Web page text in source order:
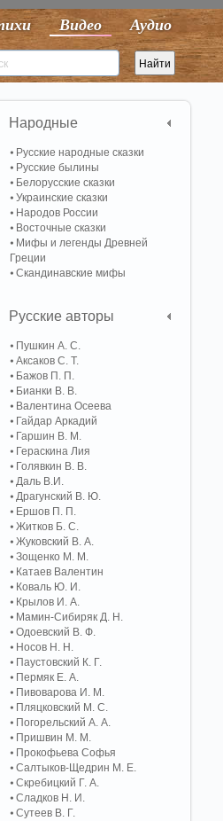
Видео Аудио
Народные
Русские народные сказки
Русские былины
Белорусские сказки
Украинские сказки
Народов России
Восточные сказки
Мифы и легенды Древней
Греции
Скандинавские мифы
Русские авторы
Пушкин А. С.
Аксаков С. Т.
Бажов П. П.
Бианки В. В.
Валентина Осеева
Гайдар Аркадий
Гаршин В. М.
Гераскина Лия
Голявкин В. В.
Даль В.И.
Драгунский В. Ю.
Ершов П. П.
Житков Б. С.
Жуковский В. А.
Зощенко М. М.
Катаев Валентин
Коваль Ю. И.
Крылов И. А.
Мамин-Сибиряк Д. Н.
Одоевский В. Ф.
Носов Н. Н.
Паустовский К. Г.
Пермяк Е. А.
Пивоварова И. М.
Пляцковский М. С.
Погорельский А. A.
Пришвин М. М.
Прокофьева Софья
Салтыков-Щедрин М. Е.
Скребицкий Г. А.
Сладков Н. И.
Сутеев В. Г.